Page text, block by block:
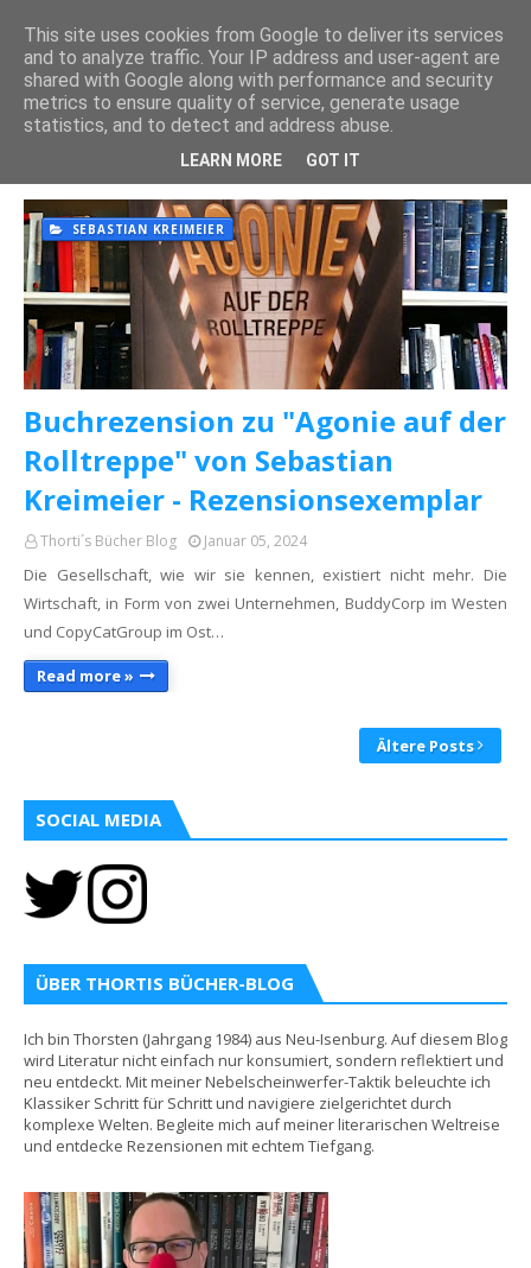
Posts mit dem Label " SEBASTIAN KREIMEIER " werden
SEBASTIAN KREIMEIER
Buchrezension zu "Agonie auf der
Rolltreppe" von Sebastian
Kreimeier - Rezensionsexemplar
Thorti´s Bücher Blog Januar 05, 2024
Die Gesellschaft, wie wir sie kennen, existiert nicht mehr. Die
Wirtschaft, in Form von zwei Unternehmen, BuddyCorp im Westen
und CopyCatGroup im Ost…
Read more »
Ältere Posts
SOCIAL MEDIA
ÜBER THORTIS BÜCHER-BLOG
Ich bin Thorsten (Jahrgang 1984) aus Neu-Isenburg. Auf diesem Blog
wird Literatur nicht einfach nur konsumiert, sondern reflektiert und
neu entdeckt. Mit meiner Nebelscheinwerfer-Taktik beleuchte ich
Klassiker Schritt für Schritt und navigiere zielgerichtet durch
komplexe Welten. Begleite mich auf meiner literarischen Weltreise
und entdecke Rezensionen mit echtem Tiefgang.
This site uses cookies from Google to deliver its services
and to analyze traffic. Your IP address and user-agent are
shared with Google along with performance and security
metrics to ensure quality of service, generate usage
statistics, and to detect and address abuse.
LEARN MORE GOT IT